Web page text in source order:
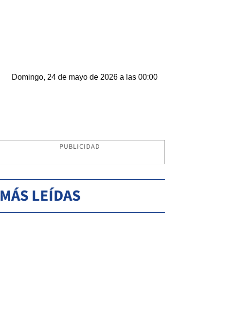
Domingo, 24 de mayo de 2026 a las 00:00
PUBLICIDAD
MÁS LEÍDAS